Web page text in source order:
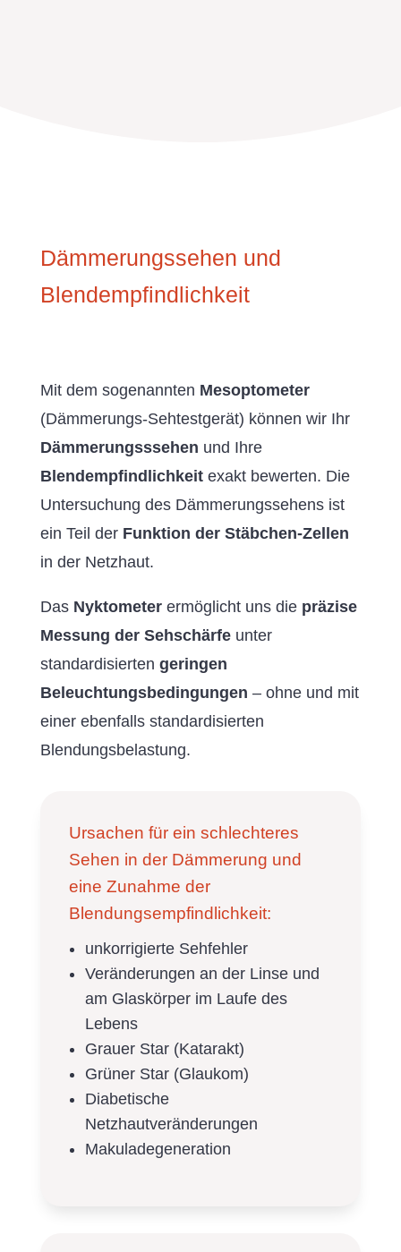
Dämmerungssehen und
Blendempfindlichkeit
Mit dem sogenannten Mesoptometer
(Dämmerungs-Sehtestgerät) können wir Ihr
Dämmerungsssehen und Ihre
Blendempfindlichkeitexakt bewerten. Die
Untersuchung des Dämmerungssehens ist
ein Teil der Funktion der Stäbchen-Zellen
in der Netzhaut.
Das Nyktometerermöglicht uns die präzise
Messung der Sehschärfeunter
standardisierten geringen
Beleuchtungsbedingungen – ohne und mit
einer ebenfalls standardisierten
Blendungsbelastung.
Ursachen für ein schlechteres
Sehen in der Dämmerung und
eine Zunahme der
Blendungsempfindlichkeit:
unkorrigierte Sehfehler
Veränderungen an der Linse und
am Glaskörper im Laufe des
Lebens
Grauer Star (Katarakt)
Grüner Star (Glaukom)
Diabetische
Netzhautveränderungen
Makuladegeneration